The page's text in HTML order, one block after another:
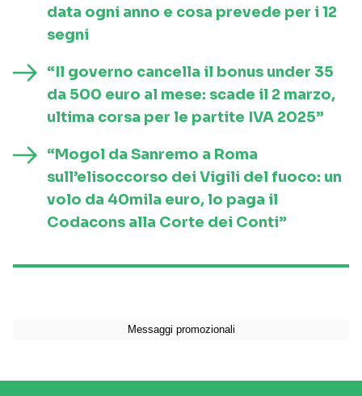
data ogni anno e cosa prevede per i 12
segni
“Il governo cancella il bonus under 35
da 500 euro al mese: scade il 2 marzo,
ultima corsa per le partite IVA 2025”
“Mogol da Sanremo a Roma
sull’elisoccorso dei Vigili del fuoco: un
volo da 40mila euro, lo paga il
Codacons alla Corte dei Conti”